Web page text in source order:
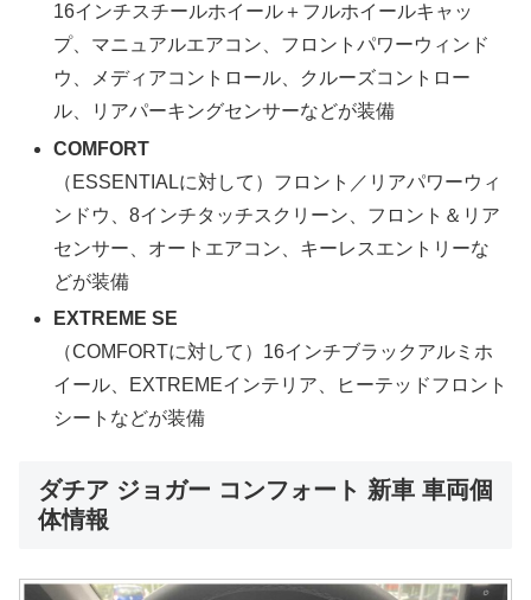
16インチスチールホイール＋フルホイールキャッ
プ、マニュアルエアコン、フロントパワーウィンド
ウ、メディアコントロール、クルーズコントロー
ル、リアパーキングセンサーなどが装備
COMFORT
（ESSENTIALに対して）フロント／リアパワーウィ
ンドウ、8インチタッチスクリーン、フロント＆リア
センサー、オートエアコン、キーレスエントリーな
どが装備
EXTREME SE
（COMFORTに対して）16インチブラックアルミホ
イール、EXTREMEインテリア、ヒーテッドフロント
シートなどが装備
ダチア ジョガー コンフォート 新車 車両個
体情報